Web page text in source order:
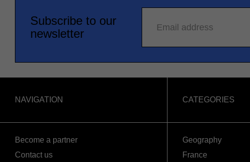
Subscribe to our
newsletter
Email address
NAVIGATION
Become a partner
Contact us
CATEGORIES
Geography
France